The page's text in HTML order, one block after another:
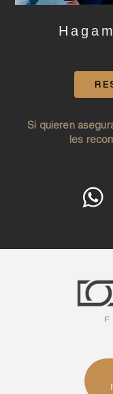
Si quieren
les